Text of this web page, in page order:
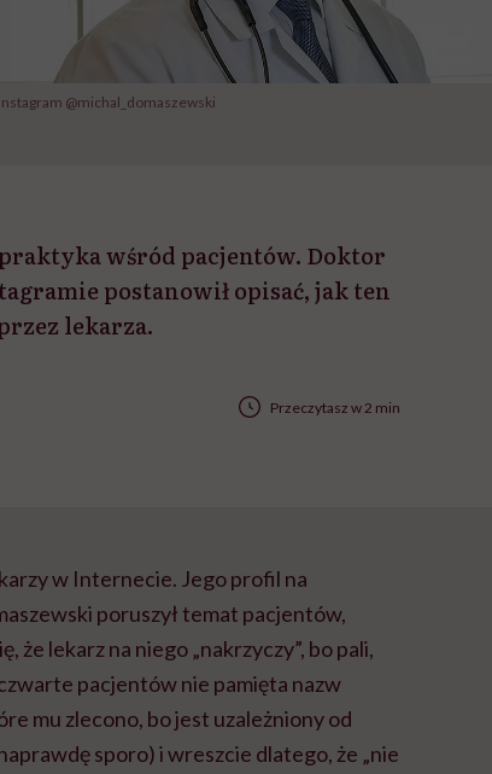
@michal_domaszewski
wśród pacjentów. Doktor
postanowił opisać, jak ten
lekarza.
Przeczytasz w 2 min
w Internecie. Jego profil na
poruszył temat pacjentów,
że lekarz na niego „nakrzyczy”, bo pali,
pacjentów nie pamięta nazw
mu zlecono, bo jest uzależniony od
sporo) i wreszcie dlatego, że „nie